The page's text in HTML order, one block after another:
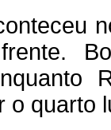
o quarto